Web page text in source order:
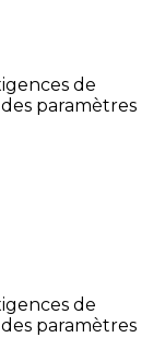
de
paramètres
de
paramètres